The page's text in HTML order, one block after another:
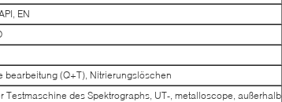
EN
bearbeitung (Q+T), Nitrierungslöschen
Testmaschine des Spektrographs, UT-, metalloscope, außerhalb